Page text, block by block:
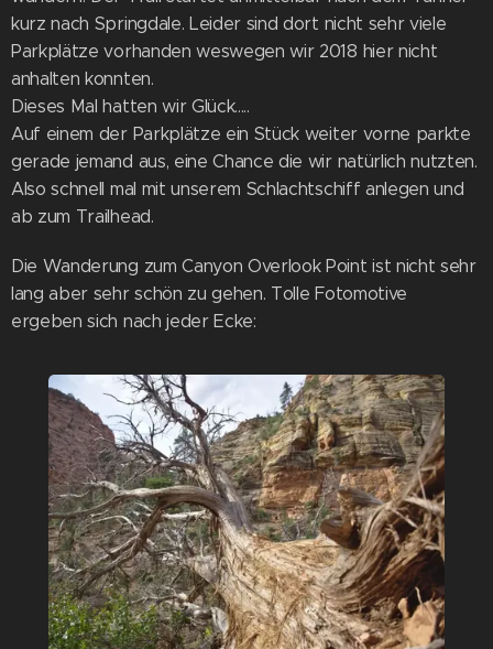
kurz nach Springdale. Leider sind dort nicht sehr viele
Parkplätze vorhanden weswegen wir 2018 hier nicht
anhalten konnten.
Dieses Mal hatten wir Glück.....
Auf einem der Parkplätze ein Stück weiter vorne parkte
gerade jemand aus, eine Chance die wir natürlich nutzten.
Also schnell mal mit unserem Schlachtschiff anlegen und
ab zum Trailhead.
Die Wanderung zum Canyon Overlook Point ist nicht sehr
lang aber sehr schön zu gehen. Tolle Fotomotive
ergeben sich nach jeder Ecke: